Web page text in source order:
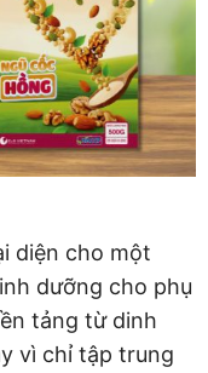
diện cho một
dưỡng cho phụ
tảng từ dinh
vì chỉ tập trung